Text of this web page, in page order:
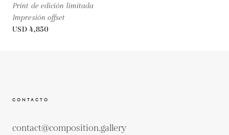
Print de edición limitada
Impresión offset
USD 4,850
CONTACTO
contact@composition.gallery